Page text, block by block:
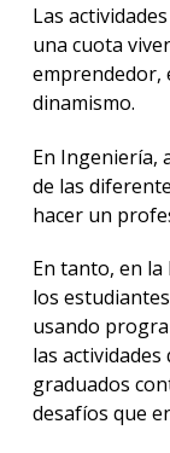
Las
una cuota
emprendedor,
dinamismo.
En Ingeniería,
de las
hacer un
En tanto, en la
los
usando
las
graduados
desafíos que